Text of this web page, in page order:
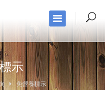
示
免營養標示